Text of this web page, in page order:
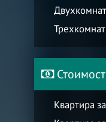
Квартира